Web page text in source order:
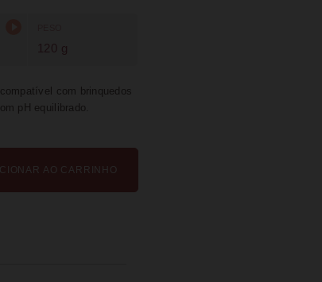
120 g
com brinquedos
pH equilibrado.
AO CARRINHO